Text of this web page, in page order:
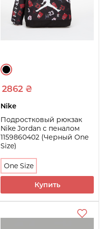
2862 ₴
Nike
Подростковый рюкзак
Nike Jordan с пеналом
1159860402 (Черный One
Size)
One Size
Купить